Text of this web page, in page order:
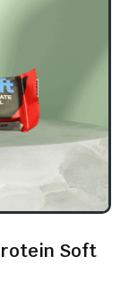
Soft